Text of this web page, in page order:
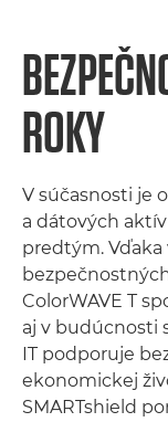
ROKY
V súčasnosti je
a dátových
predtým.
ColorWAVE T
aj v budúcnosti
IT podporuje
ekonomickej
SMARTshield